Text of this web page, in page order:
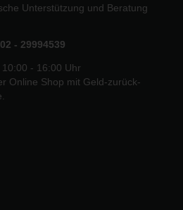
Unterstützung und Beratung
- 29994539
- 16:00 Uhr
Online Shop mit Geld-zurück-